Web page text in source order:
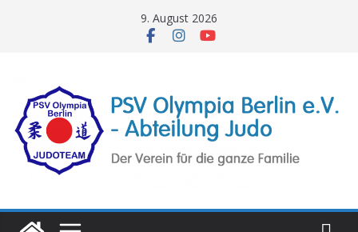
9. August 2026